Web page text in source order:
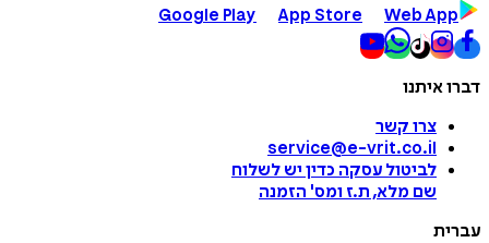
Google Play
App Store Web App
דברו איתנו
צרו קשר
service@e-vrit.co.il
לביטול עסקה כדין יש לשלוח
שם מלא, ת.ז ומס' הזמנה
עברית